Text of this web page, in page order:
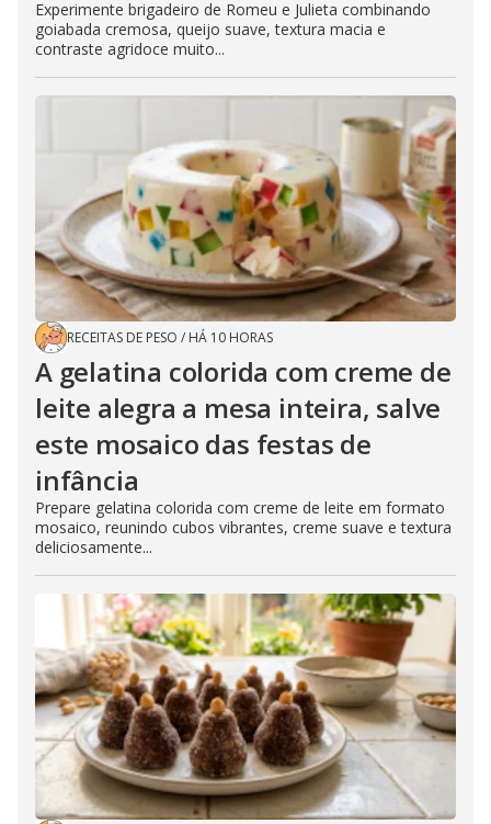
Experimente brigadeiro de Romeu e Julieta combinando
goiabada cremosa, queijo suave, textura macia e
contraste agridoce muito...
RECEITAS DE PESO / HÁ 10 HORAS
A gelatina colorida com creme de
leite alegra a mesa inteira, salve
este mosaico das festas de
infância
Prepare gelatina colorida com creme de leite em formato
mosaico, reunindo cubos vibrantes, creme suave e textura
deliciosamente...